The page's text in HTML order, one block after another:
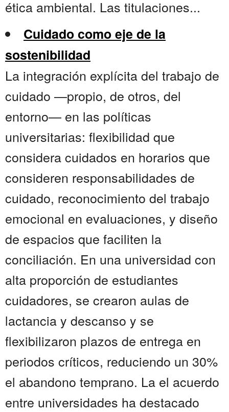
ética ambiental. Las titulaciones...
Cuidado como eje de la
sostenibilidad
La integración explícita del trabajo de
cuidado —propio, de otros, del
entorno— en las políticas
universitarias: flexibilidad que
considera cuidados en horarios que
consideren responsabilidades de
cuidado, reconocimiento del trabajo
emocional en evaluaciones, y diseño
de espacios que faciliten la
conciliación. En una universidad con
alta proporción de estudiantes
cuidadores, se crearon aulas de
lactancia y descanso y se
flexibilizaron plazos de entrega en
periodos críticos, reduciendo un 30%
el abandono temprano. La el acuerdo
entre universidades ha destacado